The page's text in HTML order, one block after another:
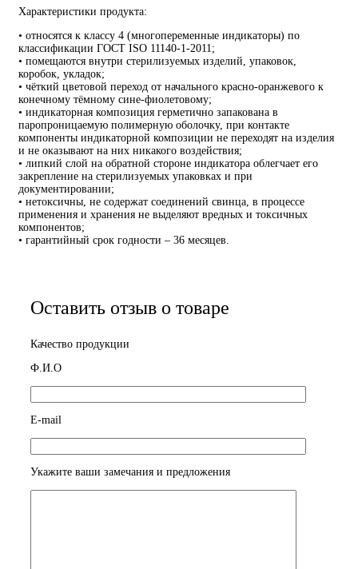
Характеристики продукта:
• относятся к классу 4 (многопеременные индикаторы) по
классификации ГОСТ ISO 11140-1-2011;
• помещаются внутри стерилизуемых изделий, упаковок,
коробок, укладок;
• чёткий цветовой переход от начального красно-оранжевого к
конечному тёмному сине-фиолетовому;
• индикаторная композиция герметично запакована в
паропроницаемую полимерную оболочку, при контакте
компоненты индикаторной композиции не переходят на изделия
и не оказывают на них никакого воздействия;
• липкий слой на обратной стороне индикатора облегчает его
закрепление на стерилизуемых упаковках и при
документировании;
• нетоксичны, не содержат соединений свинца, в процессе
применения и хранения не выделяют вредных и токсичных
компонентов;
• гарантийный срок годности – 36 месяцев.
Оставить отзыв о товаре
Качество продукции
Ф.И.О
E-mail
Укажите ваши замечания и предложения